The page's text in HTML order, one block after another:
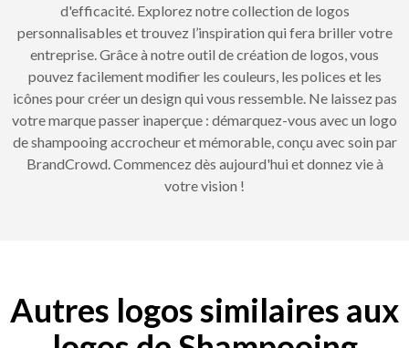
d'efficacité. Explorez notre collection de logos
personnalisables et trouvez l’inspiration qui fera briller votre
entreprise. Grâce à notre outil de création de logos, vous
pouvez facilement modifier les couleurs, les polices et les
icônes pour créer un design qui vous ressemble. Ne laissez pas
votre marque passer inaperçue : démarquez-vous avec un logo
de shampooing accrocheur et mémorable, conçu avec soin par
BrandCrowd. Commencez dès aujourd'hui et donnez vie à
votre vision !
Autres logos similaires aux